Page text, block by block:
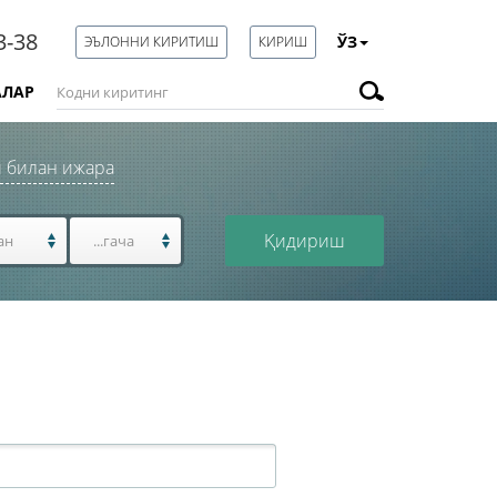
38 ЭЪЛОННИ КИРИТИШ КИРИШ ЎЗ
ижара
Қидириш